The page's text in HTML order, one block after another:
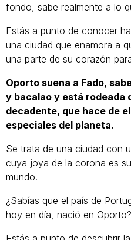
fondo, sabe realmente a lo
Estás a punto de conocer
una ciudad que enamora a
una parte de su corazón
Oporto suena a Fado,
y bacalao y está rodeada
decadente, que hace de
especiales del planeta.
Se trata de una ciudad con
cuya joya de la corona es
mundo.
¿Sabías que el país de
hoy en día, nació en Oporto?